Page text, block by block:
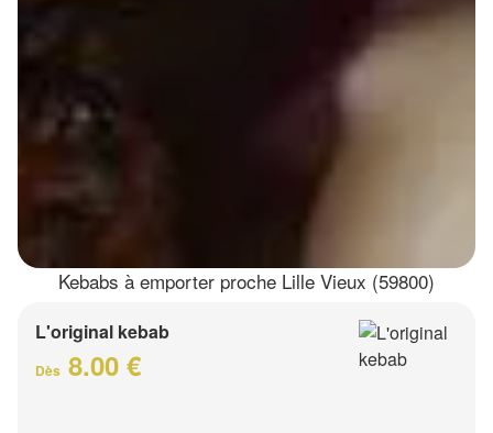
Kebabs à emporter proche Lille Vieux (59800)
L'original kebab
Dès 8.00 €